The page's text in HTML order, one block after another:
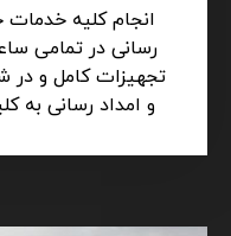
انجام کلیه خدمات
رسانی در تمامی
تجهیزات کامل و در
و امداد رسانی به